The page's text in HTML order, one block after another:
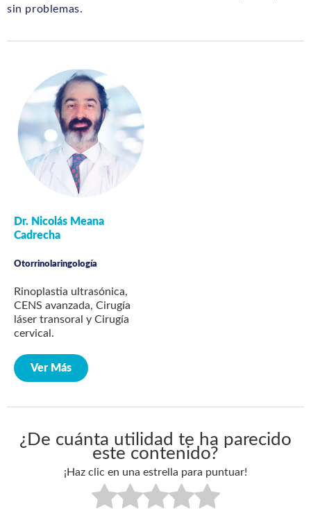
sin problemas.
Dr. Nicolás Meana
Cadrecha
Otorrinolaringología
Rinoplastia ultrasónica,
CENS avanzada, Cirugía
láser transoral y Cirugía
cervical.
Ver Más
¿De cuánta utilidad te ha parecido
este contenido?
¡Haz clic en una estrella para puntuar!